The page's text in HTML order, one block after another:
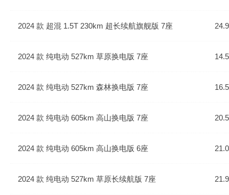
2024 款 超混 1.5T 230km 超长续航旗舰版 7座
2024 款 纯电动 527km 草原换电版 7座
2024 款 纯电动 527km 森林换电版 7座
2024 款 纯电动 605km 高山换电版 7座
2024 款 纯电动 605km 高山换电版 6座
2024 款 纯电动 527km 草原长续航版 7座